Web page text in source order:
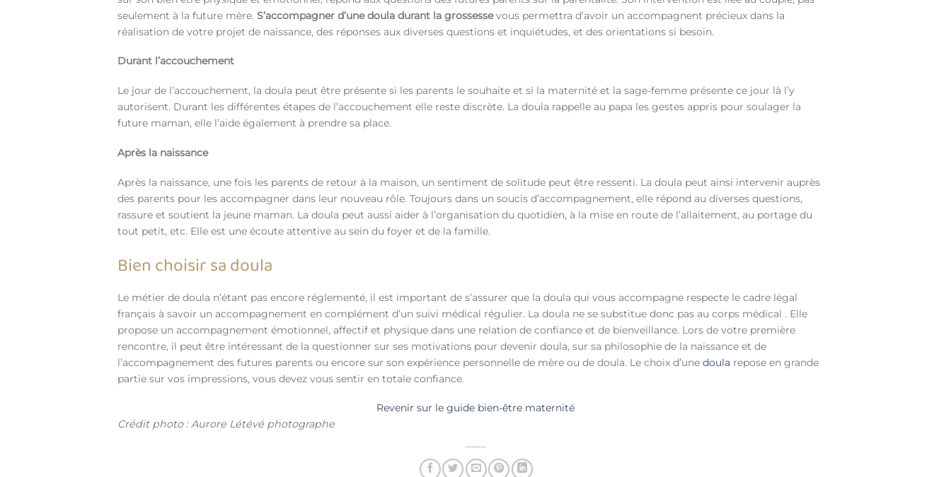
seulement à la future mère.S’accompagner d’une doula durant la grossessevous permettra d’avoir un accompagnent précieux dans la
réalisation de votre projet de naissance, des réponses aux diverses questions et inquiétudes, et des orientations si besoin.
Durant l’accouchement
Le jour de l’accouchement, la doula peut être présente si les parents le souhaite et si la maternité et la sage-femme présente ce jour là l’y
autorisent. Durant les différentes étapes de l’accouchement elle reste discrète. La doula rappelle au papa les gestes appris pour soulager la
future maman, elle l’aide également à prendre sa place.
Après la naissance
Après la naissance, une fois les parents de retour à la maison, un sentiment de solitude peut être ressenti. La doula peut ainsi intervenir auprès
des parents pour les accompagner dans leur nouveau rôle. Toujours dans un soucis d’accompagnement, elle répond au diverses questions,
rassure et soutient la jeune maman. La doula peut aussi aider à l’organisation du quotidien, à la mise en route de l’allaitement, au portage du
tout petit, etc. Elle est une écoute attentive au sein du foyer et de la famille.
Bien choisir sa doula
Le métier de doula n’étant pas encore réglementé, il est important de s’assurer que la doula qui vous accompagne respecte le cadre légal
français à savoir un accompagnement en complément d’un suivi médical régulier. La doula ne se substitue donc pas au corps médical . Elle
propose un accompagnement émotionnel, affectif et physique dans une relation de confiance et de bienveillance. Lors de votre première
rencontre, il peut être intéressant de la questionner sur ses motivations pour devenir doula, sur sa philosophie de la naissance et de
l’accompagnement des futures parents ou encore sur son expérience personnelle de mère ou de doula. Le choix d’unedoula repose en grande
partie sur vos impressions, vous devez vous sentir en totale confiance.
Revenir sur le guide bien-être maternité
Crédit photo : Aurore Létévé photographe